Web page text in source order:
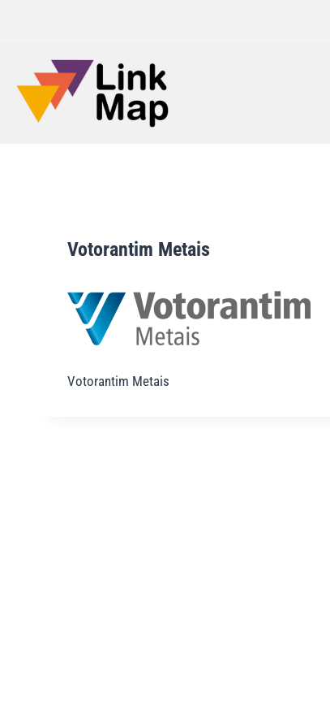
Votorantim Metais
Votorantim Metais